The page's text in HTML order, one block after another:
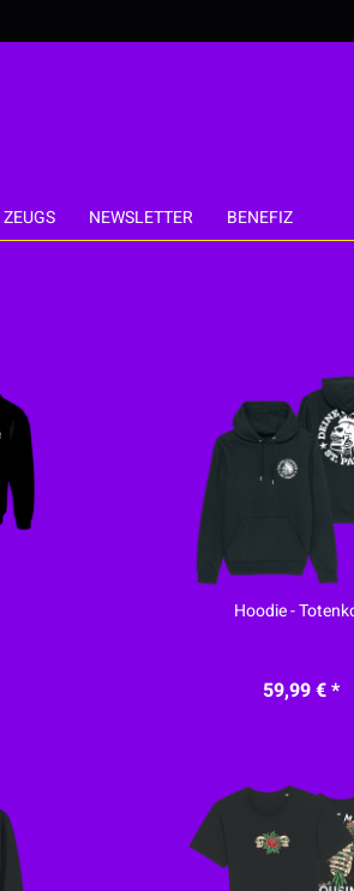
ZEUGS NEWSLETTER BENEFIZ
Hoodie -
59,99 € *